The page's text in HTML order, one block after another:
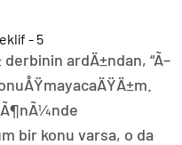
ardÄ±ndan, “Ã–
bir konu varsa, o da